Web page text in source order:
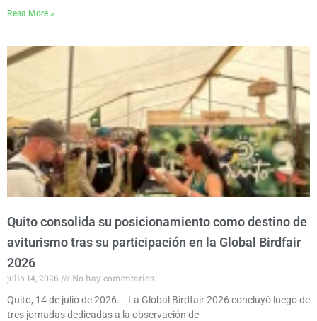
Read More »
Quito consolida su posicionamiento como destino de
aviturismo tras su participación en la Global Birdfair
2026
julio 14, 2026
No hay comentarios
Quito, 14 de julio de 2026.– La Global Birdfair 2026 concluyó luego de
tres jornadas dedicadas a la observación de